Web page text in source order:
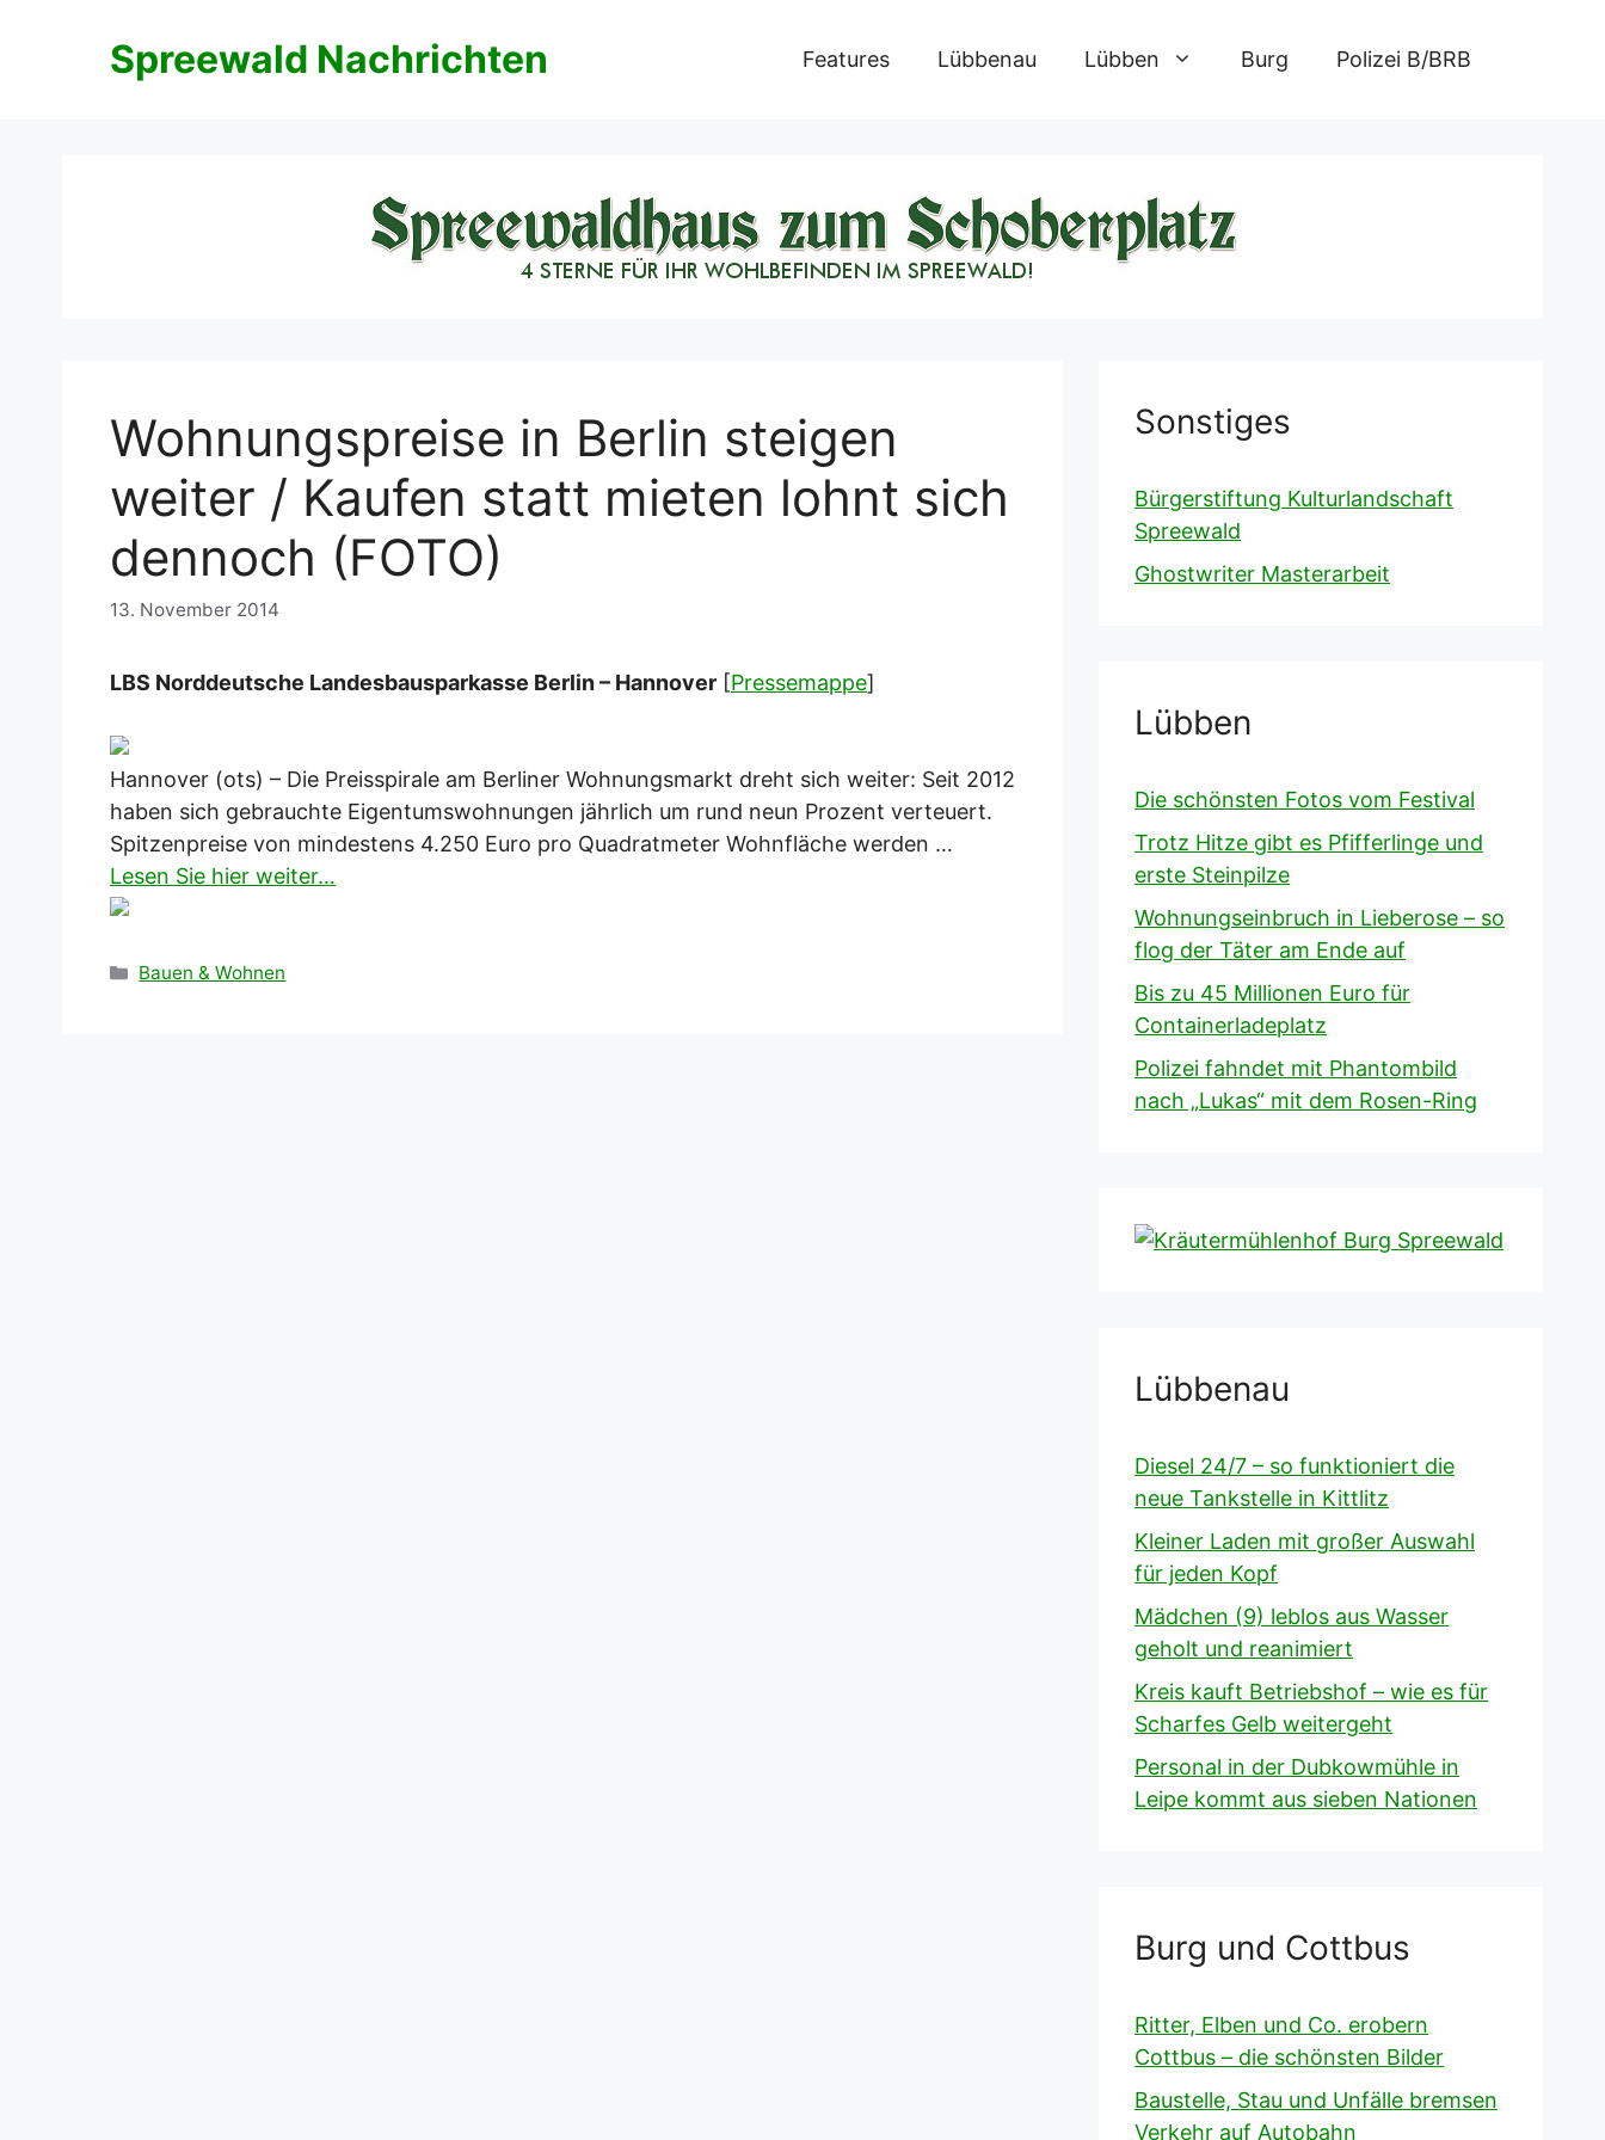
Spreewald Nachrichten Features Lübbenau Lübben Burg Polizei B/BRB
Wohnungspreise in Berlin steigen
weiter / Kaufen statt mieten lohnt sich
dennoch (FOTO)
13. November 2014
LBS Norddeutsche Landesbausparkasse Berlin – Hannover [Pressemappe]
Hannover (ots) – Die Preisspirale am Berliner Wohnungsmarkt dreht sich weiter: Seit 2012
haben sich gebrauchte Eigentumswohnungen jährlich um rund neun Prozent verteuert.
Spitzenpreise von mindestens 4.250 Euro pro Quadratmeter Wohnfläche werden …
Lesen Sie hier weiter…
Kategorien
Bauen & Wohnen
Sonstiges
Bürgerstiftung Kulturlandschaft
Spreewald
Ghostwriter Masterarbeit
Lübben
Die schönsten Fotos vom Festival
Trotz Hitze gibt es Pfifferlinge und
erste Steinpilze
Wohnungseinbruch in Lieberose – so
flog der Täter am Ende auf
Bis zu 45 Millionen Euro für
Containerladeplatz
Polizei fahndet mit Phantombild
nach „Lukas“ mit dem Rosen-Ring
Lübbenau
Diesel 24/7 – so funktioniert die
neue Tankstelle in Kittlitz
Kleiner Laden mit großer Auswahl
für jeden Kopf
Mädchen (9) leblos aus Wasser
geholt und reanimiert
Kreis kauft Betriebshof – wie es für
Scharfes Gelb weitergeht
Personal in der Dubkowmühle in
Leipe kommt aus sieben Nationen
Burg und Cottbus
Ritter, Elben und Co. erobern
Cottbus – die schönsten Bilder
Baustelle, Stau und Unfälle bremsen
Verkehr auf Autobahn